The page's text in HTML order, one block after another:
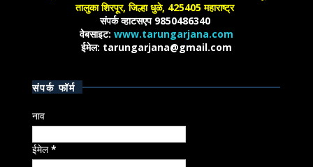
तालुका शिरपूर, जिल्हा धुळे, 425405 महाराष्ट्र
संपर्क व्हाटसएप 9850486340
वेबसाइट: www.tarungarjana.com
ईमेल: tarungarjana@gmail.com
संपर्क फॉर्म
नाव
ईमेल*